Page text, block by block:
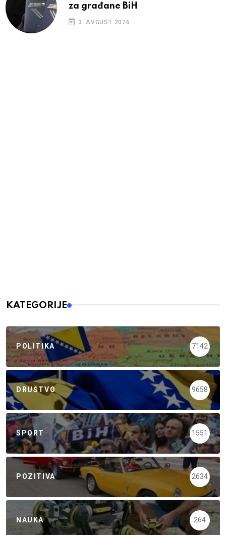
za građane BiH
3. AVGUST 2026.
KATEGORIJE
POLITIKA 7142
DRUŠTVO 9658
SPORT 1551
POZITIVA 2634
NAUKA 264